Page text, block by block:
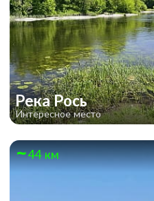
Река Рось
Интересное место
44 км